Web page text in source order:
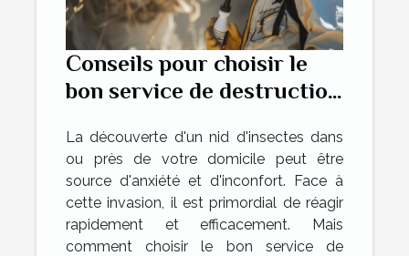
Conseils pour choisir le
bon service de destruction
La découverte d'un nid d'insectes dans
ou près de votre domicile peut être
source d'anxiété et d'inconfort. Face à
cette invasion, il est primordial de réagir
rapidement et efficacement. Mais
comment choisir le bon service de